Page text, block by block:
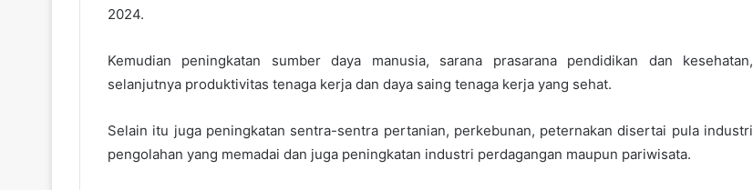
2024.
Kemudian peningkatan sumber daya manusia, sarana prasarana pendidikan dan kesehatan,
selanjutnya produktivitas tenaga kerja dan daya saing tenaga kerja yang sehat.
Selain itu juga peningkatan sentra-sentra pertanian, perkebunan, peternakan disertai pula industri
pengolahan yang memadai dan juga peningkatan industri perdagangan maupun pariwisata.